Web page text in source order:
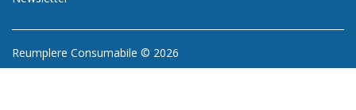
Reumplere Consumabile © 2026